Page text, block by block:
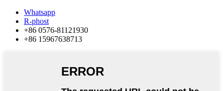
Whatsapp
R-phost
+86 0576-81121930
+86 15967638713